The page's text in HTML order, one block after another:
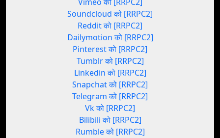
Soundcloud को [RRPC2]
Reddit को [RRPC2]
Dailymotion को [RRPC2]
Pinterest को [RRPC2]
Tumblr को [RRPC2]
Linkedin को [RRPC2]
Snapchat को [RRPC2]
Telegram को [RRPC2]
Vk को [RRPC2]
Bilibili को [RRPC2]
Rumble को [RRPC2]